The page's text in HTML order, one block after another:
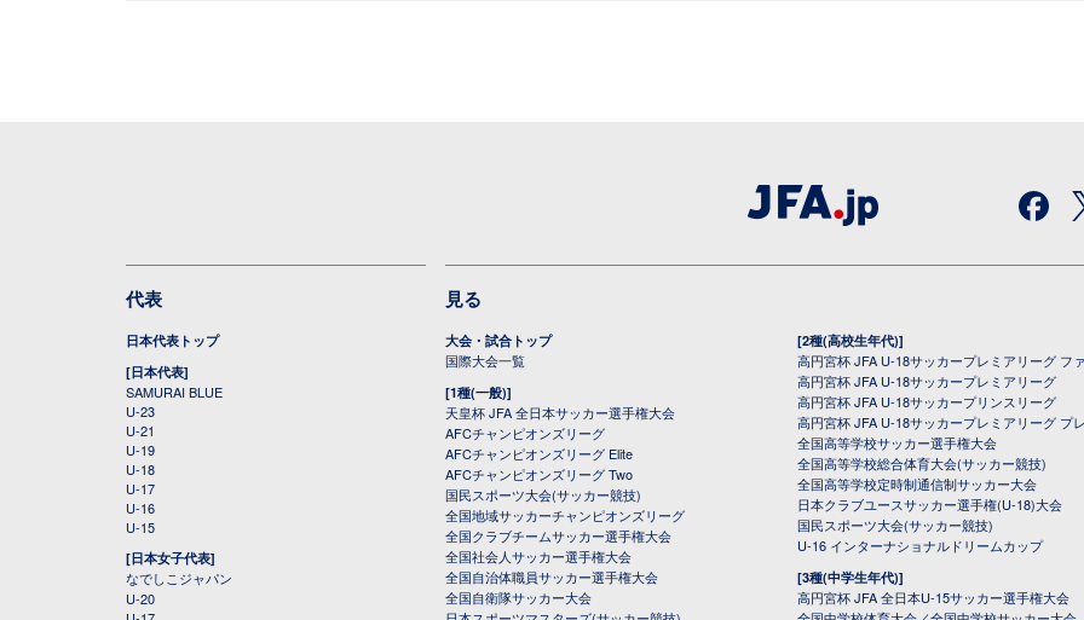
代表
日本代表トップ
[日本代表]
SAMURAI BLUE
U-23
U-21
U-19
U-18
U-17
U-16
U-15
[日本女子代表]
なでしこジャパン
U-20
見る
大会・試合トップ
国際大会一覧
[1種(一般)]
天皇杯 JFA 全日本サッカー選手権大会
AFCチャンピオンズリーグ
AFCチャンピオンズリーグ Elite
AFCチャンピオンズリーグ Two
国民スポーツ大会(サッカー競技)
全国地域サッカーチャンピオンズリーグ
全国クラブチームサッカー選手権大会
全国社会人サッカー選手権大会
全国自治体職員サッカー選手権大会
全国自衛隊サッカー大会
[2種(高校生年代)]
高円宮杯 JFA U-18サッカープレミアリーグ フ
高円宮杯 JFA U-18サッカープレミアリーグ
高円宮杯 JFA U-18サッカープリンスリーグ
高円宮杯 JFA U-18サッカープレミアリーグ プ
全国高等学校サッカー選手権大会
全国高等学校総合体育大会(サッカー競技)
全国高等学校定時制通信制サッカー大会
日本クラブユースサッカー選手権(U-18)大会
国民スポーツ大会(サッカー競技)
U-16 インターナショナルドリームカップ
[3種(中学生年代)]
高円宮杯 JFA 全日本U-15サッカー選手権大会